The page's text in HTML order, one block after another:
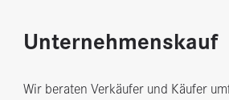
Unternehmenskauf
Wir beraten Verkäufer und Käufer